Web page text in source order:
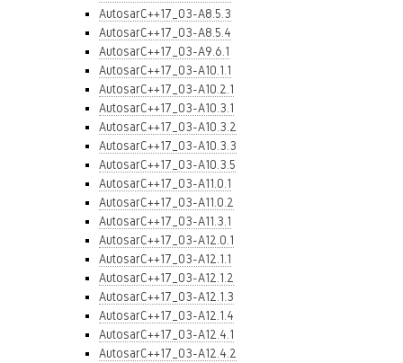
AutosarC++17_03-A8.5.3
AutosarC++17_03-A8.5.4
AutosarC++17_03-A9.6.1
AutosarC++17_03-A10.1.1
AutosarC++17_03-A10.2.1
AutosarC++17_03-A10.3.1
AutosarC++17_03-A10.3.2
AutosarC++17_03-A10.3.3
AutosarC++17_03-A10.3.5
AutosarC++17_03-A11.0.1
AutosarC++17_03-A11.0.2
AutosarC++17_03-A11.3.1
AutosarC++17_03-A12.0.1
AutosarC++17_03-A12.1.1
AutosarC++17_03-A12.1.2
AutosarC++17_03-A12.1.3
AutosarC++17_03-A12.1.4
AutosarC++17_03-A12.4.1
AutosarC++17_03-A12.4.2